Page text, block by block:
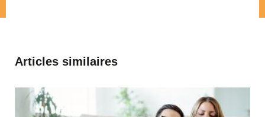
Articles similaires